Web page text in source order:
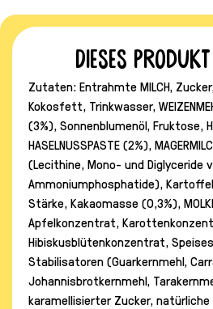
Dieses
Zutaten: Entrahmte MILCH,
Kokosfett, Trinkwasser,
(3%), Sonnenblumenöl, Fruktose,
HASELNUSSPASTE (2%),
(Lecithine, Mono- und
Ammoniumphosphatide),
Stärke, Kakaomasse (0,3%),
Apfelkonzentrat,
Hibiskusblütenkonzentrat,
Stabilisatoren (Guarkernmehl,
Johannisbrotkernmehl,
karamellisierter Zucker,